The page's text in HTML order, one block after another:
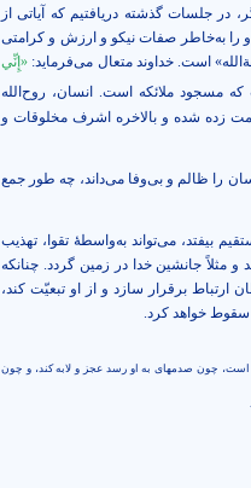
جلسات گذشته دریافتیم که آیاتی از
را به‌خاطر صفات نیکو و ارزش و کرامتی
است. خداوند متعال می‌فرماید: «إِنِّي
که مسجود ملائکه است. انسان، روح‌الله
زده شده و بالاخره اشرف مخلوقات و
را ظالم و بی‌وفا می‌داند، چه طور جمع
بیفتد، می‌تواند به‌واسطۀ تقوا، تهذیب
و مثلاً جانشین خدا در زمین گردد. چنانکه
ارتباط برقرار سازد و از او تبعیّت کند،
خواهد کرد.
شده است، چون صدمه‏اى به او رسد عجز و لابه كند، و چون